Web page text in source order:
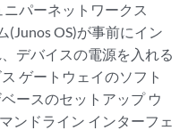
パーネットワークス
(Junos OS)が事前にイン
デバイスの電源を入れる
ゲートウェイのソフト
ースのセットアップ ウ
ンドライン インターフェ